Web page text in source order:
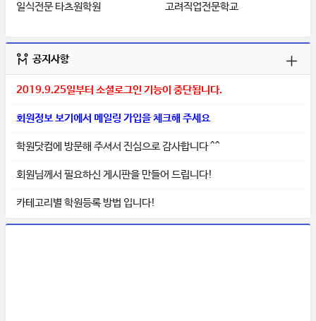
일식전문 타츠원학원 고려직업전문학교
공지사항
2019.9.25일부터 소셜로그인 기능이 중단됩니다.
회원정보 보기에서 메일링 가입을 체크해 주세요
학원닷컴에 방문해 주셔서 진심으로 감사합니다 ^^
회원님께서 필요하신 게시판을 만들어 드립니다!
카테고리별 학원등록 방법 입니다!